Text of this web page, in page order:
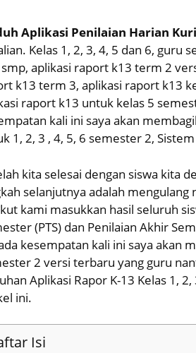
Aplikasi Penilaian Harian
Kelas 1, 2, 3, 4, 5 dan 6, guru
aplikasi raport k13 term 2
k13 term 3, aplikasi raport k13
raport k13 untuk kelas 5
kali ini saya akan
1, 2, 3 , 4, 5, 6 semester 2,
kita selesai dengan siswa kita
selanjutnya adalah mengulang
kami masukkan hasil seluruh
(PTS) dan Penilaian Akhir
kesempatan kali ini saya akan
2 versi terbaru yang guru
Aplikasi Rapor K-13 Kelas 1,
ini.
Isi